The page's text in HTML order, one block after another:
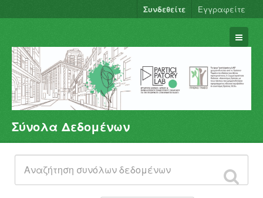
Συνδεθείτε Εγγραφείτε
Σύνολα Δεδομένων
Φορείς
Ομάδες
Σχετικά
Σύνολα Δεδομένων